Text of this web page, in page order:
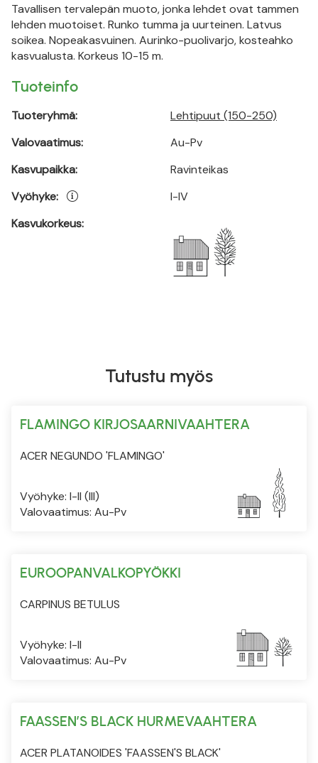
Tavallisen tervalepän muoto, jonka lehdet ovat tammen
lehden muotoiset. Runko tumma ja uurteinen. Latvus
soikea. Nopeakasvuinen. Aurinko-puolivarjo, kosteahko
kasvualusta. Korkeus 10-15 m.
Tuoteinfo
Tuoteryhmä:
Valovaatimus:
Kasvupaikka:
Vyöhyke:
Kasvukorkeus:
Lehtipuut (150-250)
Au-Pv
Ravinteikas
I-IV
Tutustu myös
FLAMINGO KIRJOSAARNIVAAHTERA
ACER NEGUNDO 'FLAMINGO'
Vyöhyke: I-II (III)
Valovaatimus: Au-Pv
EUROOPANVALKOPYÖKKI
CARPINUS BETULUS
Vyöhyke: I-II
Valovaatimus: Au-Pv
FAASSEN’S BLACK HURMEVAAHTERA
ACER PLATANOIDES 'FAASSEN'S BLACK'